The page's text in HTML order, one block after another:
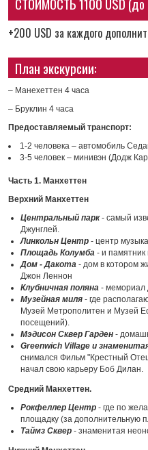
+200 USD за каждого
План экскурсии:
– Манехеттен 4 часа
– Бруклин 4 часа
Предоставляемый транспорт:
1-2 человека – автомобиль
3-5 человек – минивэн (Додж
Часть 1. Манхеттен
Верхний Манхеттен
Центральный парк- самый
Джунглей.
Линкольн Центр - центр
Площадь Колумба - и
Дом - Дакота - дом в котором
Джон Леннон
Клубничная поляна - мемориал
Музейная миля - где
Музей Метрополитен и Музей
посещений).
Мэдисон Сквер Гарден -
Greenwich Village и
снимался Фильм "Крестный
начал свою карьеру Боб Дилан.
Средний Манхеттен.
Рокфеллер Центр - где по
площадку (за дополнительную
Таймз Сквер - знаменитая